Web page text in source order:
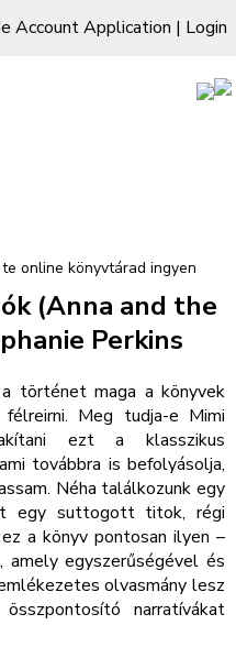
Account Application | Login
– A te online
online könyvtárad ingyen
(Anna and the
Perkins
történet maga a könyvek
Meg tudja-e Mimi
ezt a klasszikus
továbbra is befolyásolja,
Néha találkozunk egy
egy suttogott titok, régi
a könyv pontosan ilyen –
egyszerűségével és
olvasmány lesz
narratívákat